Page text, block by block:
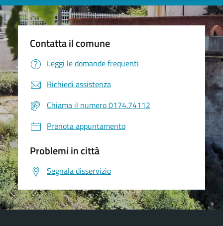
Contatta il comune
Leggi le domande frequenti
Richiedi assistenza
Chiama il numero 0174.74112
Prenota appuntamento
Problemi in città
Segnala disservizio